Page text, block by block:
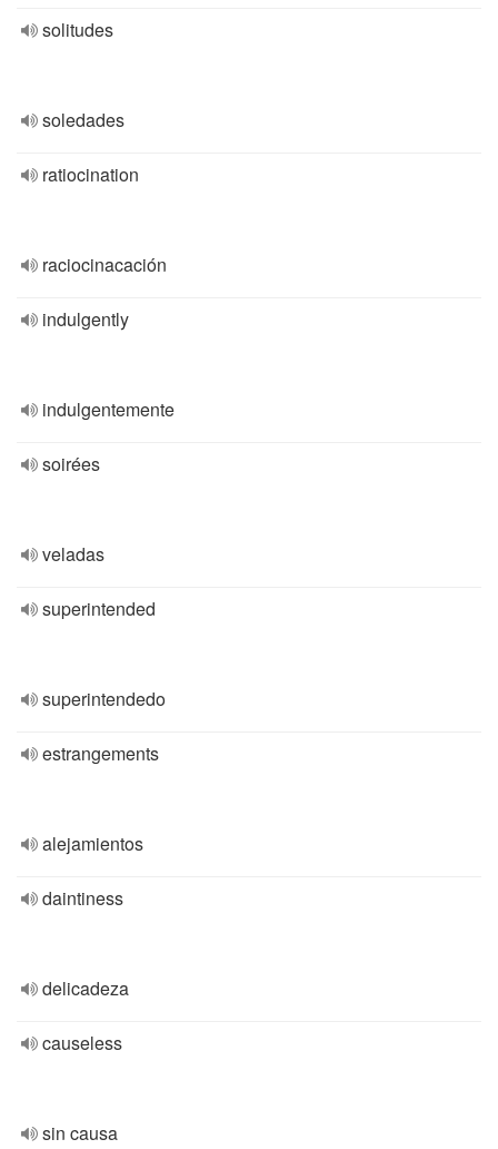
solitudes
soledades
ratiocination
raciocinacación
indulgently
indulgentemente
soirées
veladas
superintended
superintendedo
estrangements
alejamientos
daintiness
delicadeza
causeless
sin causa